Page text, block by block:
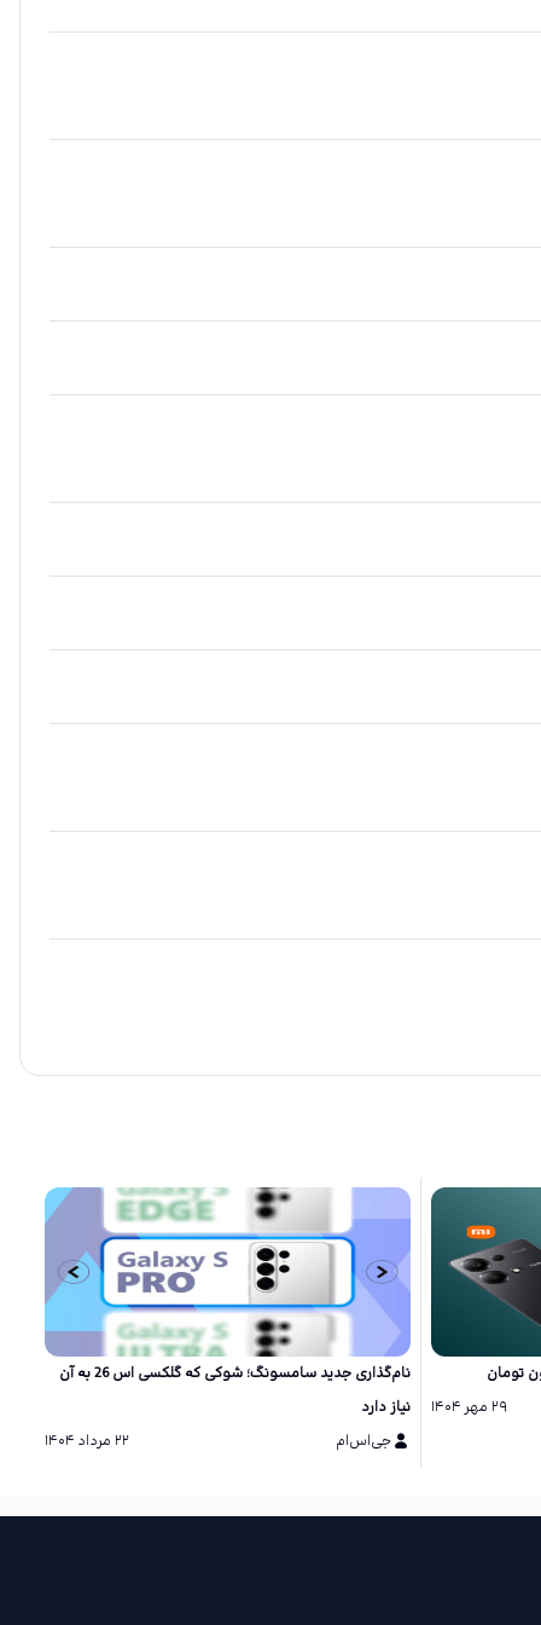
۲۹ مهر ۱۴۰۴
نام‌گذاری جدید سامسونگ؛ شوکی که گلکسی اس 26 به آن
نیاز دارد
جی‌اس‌ام
۲۲ مرداد ۱۴۰۴